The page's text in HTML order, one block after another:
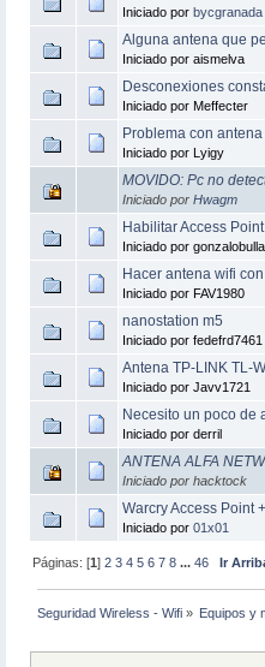
Iniciado por bycgranada
Alguna antena que
Iniciado por aismelva
Desconexiones
Iniciado por Meffecter
Problema con
Iniciado por Lyigy
MOVIDO: Pc no
Iniciado por Hwagm
Habilitar Access
Iniciado por
Hacer antena wifi
Iniciado por FAV1980
nanostation m5
Iniciado por fedefrd7461
Antena TP-LINK TL-
Iniciado por Javv1721
Necesito un poco de
Iniciado por derril
ANTENA ALFA
Iniciado por hacktock
Warcry Access Point
Iniciado por 01x01
Páginas: [1]2 3 4 5 6 7 8 ...46 Ir
Seguridad Wireless - Wifi » Equipos y